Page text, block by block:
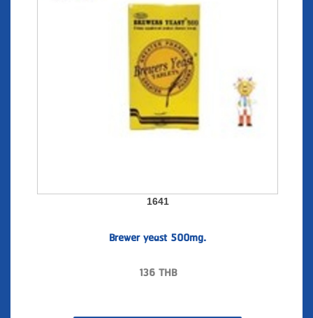
1641
Brewer yeast 500mg.
136 THB